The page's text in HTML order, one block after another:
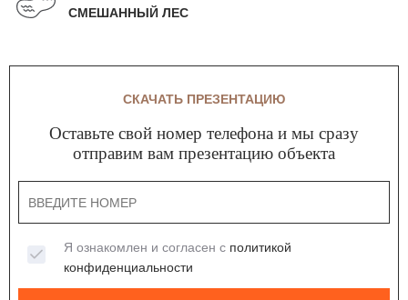
СМЕШАННЫЙ ЛЕС
СКАЧАТЬ ПРЕЗЕНТАЦИЮ
Оставьте свой номер телефона и мы сразу
отправим вам презентацию объекта
Я ознакомлен и согласен с политикой
конфиденциальности